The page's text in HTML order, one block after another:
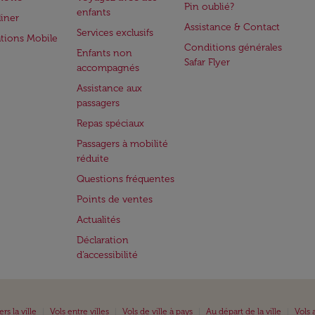
Mobile
enfants
Services exclusifs
Enfants non
accompagnés
Assistance aux
passagers
Repas spéciaux
Passagers à mobilité
réduite
Questions fréquentes
Points de ventes
Actualités
Déclaration
d’accessibilité
Pin oublié?
Assistance & Contact
Conditions générales
Safar Flyer
la ville Vols entre villes Vols de ville à pays Au départ de la ville Vols